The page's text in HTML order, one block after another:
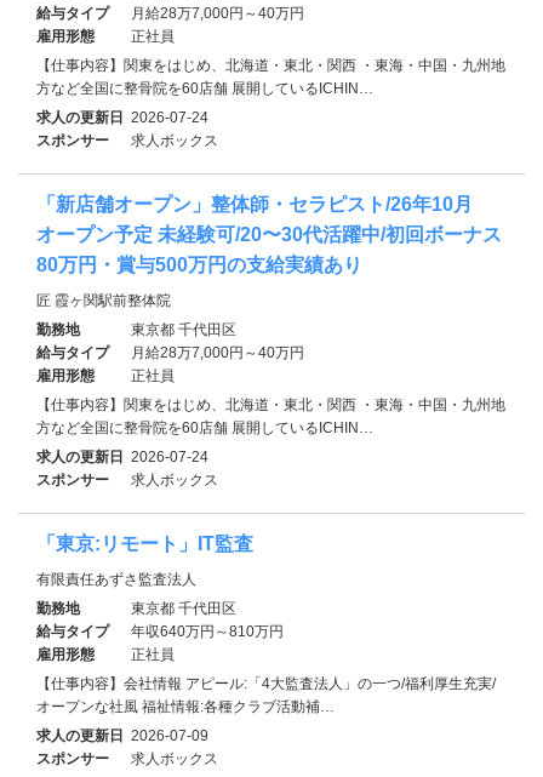
給与タイプ
月給28万7,000円～40万円
雇用形態
正社員
【仕事内容】関東をはじめ、北海道・東北・関西 ・東海・中国・九州地
方など全国に整骨院を60店舗 展開しているICHIN…
求人の更新日 2026-07-24
スポンサー
求人ボックス
「新店舗オープン」整体師・セラピスト/26年10月
オープン予定 未経験可/20〜30代活躍中/初回ボーナス
80万円・賞与500万円の支給実績あり
匠 霞ヶ関駅前整体院
勤務地
東京都 千代田区
給与タイプ
月給28万7,000円～40万円
雇用形態
正社員
【仕事内容】関東をはじめ、北海道・東北・関西 ・東海・中国・九州地
方など全国に整骨院を60店舗 展開しているICHIN…
求人の更新日 2026-07-24
スポンサー
求人ボックス
「東京:リモート」IT監査
有限責任あずさ監査法人
勤務地
東京都 千代田区
給与タイプ
年収640万円～810万円
雇用形態
正社員
【仕事内容】会社情報 アピール:「4大監査法人」の一つ/福利厚生充実/
オープンな社風 福祉情報:各種クラブ活動補…
求人の更新日 2026-07-09
スポンサー
求人ボックス